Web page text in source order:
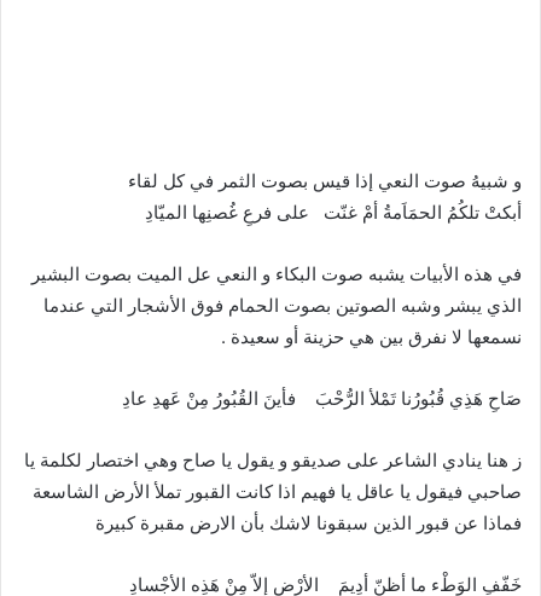
و شبيهُ صوت النعي إذا قيس بصوت الثمر في كل لقاء
أبكتْ تلكُمُ الحمَاَمةُ أمْ غنّت على فرعِ غُصنِها الميّادِ
في هذه الأبيات يشبه صوت البكاء و النعي عل الميت بصوت البشير
الذي يبشر وشبه الصوتين بصوت الحمام فوق الأشجار التي عندما
نسمعها لا نفرق بين هي حزينة أو سعيدة .
صَاحِ هَذِي قُبُورُنا تَمْلأ الرُّحْبَ فأينَ القُبُورُ مِنْ عَهدِ عادِ
ز هنا ينادي الشاعر على صديقو و يقول يا صاح وهي اختصار لكلمة يا
صاحبي فيقول يا عاقل يا فهيم اذا كانت القبور تملأ الأرض الشاسعة
فماذا عن قبور الذين سبقونا لاشك بأن الارض مقبرة كبيرة
خَفّفِ الوَطْء ما أظنّ أدِيمَ الأرْضِ إلاّ مِنْ هَذِه الأجْسادِ